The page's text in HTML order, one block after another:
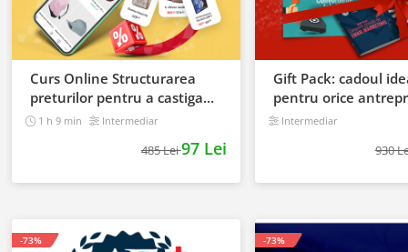
Curs Online Structurarea
preturilor pentru a castiga
mai multi clienti
1 h 9 min Intermediar
485 Lei97 Lei
Gift Pack: cadoul
pentru orice
Intermediar
930
-73% -73%